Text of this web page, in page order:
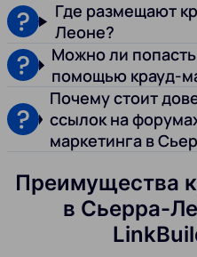
Где размещают
Леоне?
Можно ли
помощью крауд-
Почему стоит
ссылок на
маркетинга в
Преимущества
в Сьерра-